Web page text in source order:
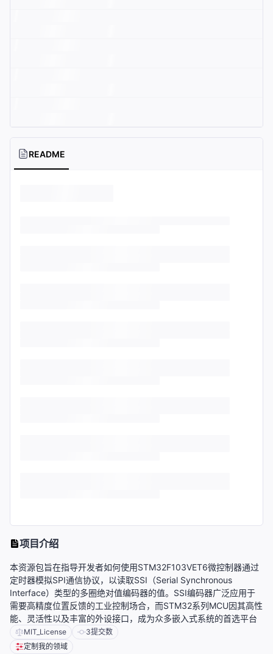
README
项目介绍
本资源包旨在指导开发者如何使用STM32F103VET6微控制器通过
定时器模拟SPI通信协议，以读取SSI（Serial Synchronous
Interface）类型的多圈绝对值编码器的值。SSI编码器广泛应用于
需要高精度位置反馈的工业控制场合，而STM32系列MCU因其高性
能、灵活性以及丰富的外设接口，成为众多嵌入式系统的首选平台
MIT_License 3提交数
定制我的领域